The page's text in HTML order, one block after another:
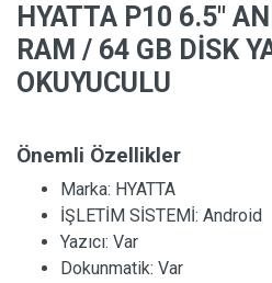
HYATTA P10 6.5″
RAM / 64 GB DİSK
OKUYUCULU
Önemli Özellikler
Marka: HYATTA
İŞLETİM SİSTEMİ: Android
Yazıcı: Var
Dokunmatik: Var